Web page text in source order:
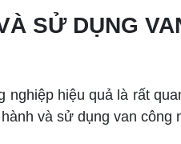
SỬ DỤNG
hiệu quả là rất
và sử dụng van công